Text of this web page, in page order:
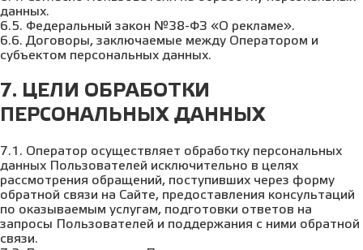
данных.
6.5. Федеральный закон №38-ФЗ «О рекламе».
6.6. Договоры, заключаемые между Оператором и
субъектом персональных данных.
7. ЦЕЛИ ОБРАБОТКИ
ПЕРСОНАЛЬНЫХ ДАННЫХ
7.1. Оператор осуществляет обработку персональных
данных Пользователей исключительно в целях
рассмотрения обращений, поступивших через форму
обратной связи на Сайте, предоставления консультаций
по оказываемым услугам, подготовки ответов на
запросы Пользователей и поддержания с ними обратной
связи.